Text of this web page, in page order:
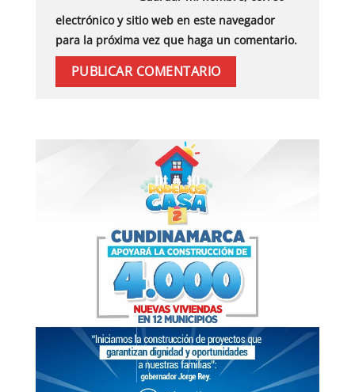
electrónico y sitio web en este navegador
para la próxima vez que haga un comentario.